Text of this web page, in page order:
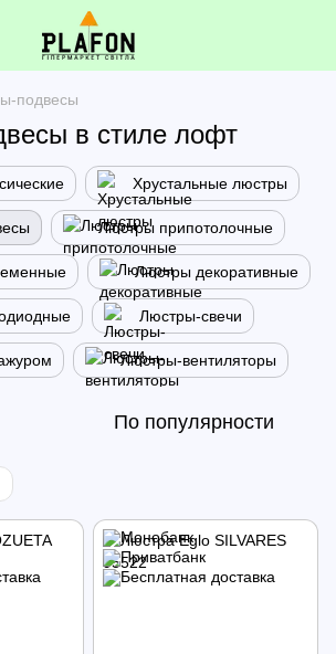
подвесы
в стиле лофт
Хрустальные люстры
Люстры припотолочные
Люстры декоративные
Люстры-свечи
Люстры-вентиляторы
По популярности